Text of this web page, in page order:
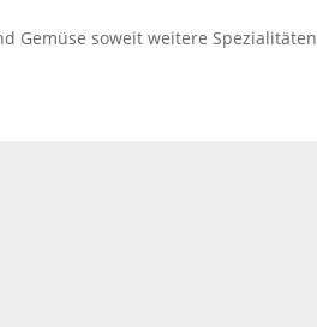
Gemüse soweit weitere Spezialitäten